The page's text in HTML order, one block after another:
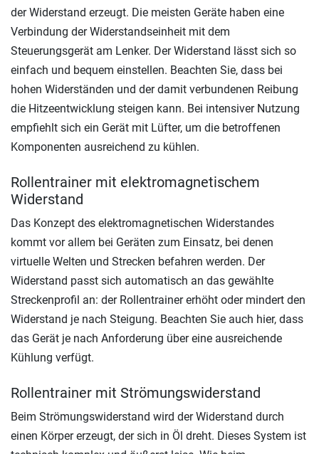
der Widerstand erzeugt. Die meisten Geräte haben eine
Verbindung der Widerstandseinheit mit dem
Steuerungsgerät am Lenker. Der Widerstand lässt sich so
einfach und bequem einstellen. Beachten Sie, dass bei
hohen Widerständen und der damit verbundenen Reibung
die Hitzeentwicklung steigen kann. Bei intensiver Nutzung
empfiehlt sich ein Gerät mit Lüfter, um die betroffenen
Komponenten ausreichend zu kühlen.
Rollentrainer mit elektromagnetischem
Widerstand
Das Konzept des elektromagnetischen Widerstandes
kommt vor allem bei Geräten zum Einsatz, bei denen
virtuelle Welten und Strecken befahren werden. Der
Widerstand passt sich automatisch an das gewählte
Streckenprofil an: der Rollentrainer erhöht oder mindert den
Widerstand je nach Steigung. Beachten Sie auch hier, dass
das Gerät je nach Anforderung über eine ausreichende
Kühlung verfügt.
Rollentrainer mit Strömungswiderstand
Beim Strömungswiderstand wird der Widerstand durch
einen Körper erzeugt, der sich in Öl dreht. Dieses System ist